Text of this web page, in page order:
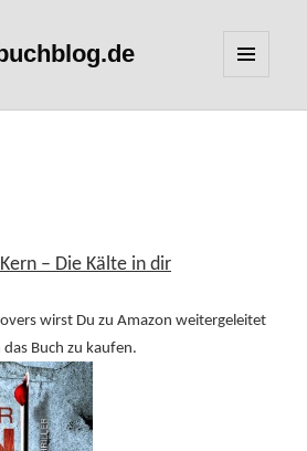
WIDGETS
– Die Kälte in dir
wirst Du zu Amazon weitergeleitet
das Buch zu kaufen.